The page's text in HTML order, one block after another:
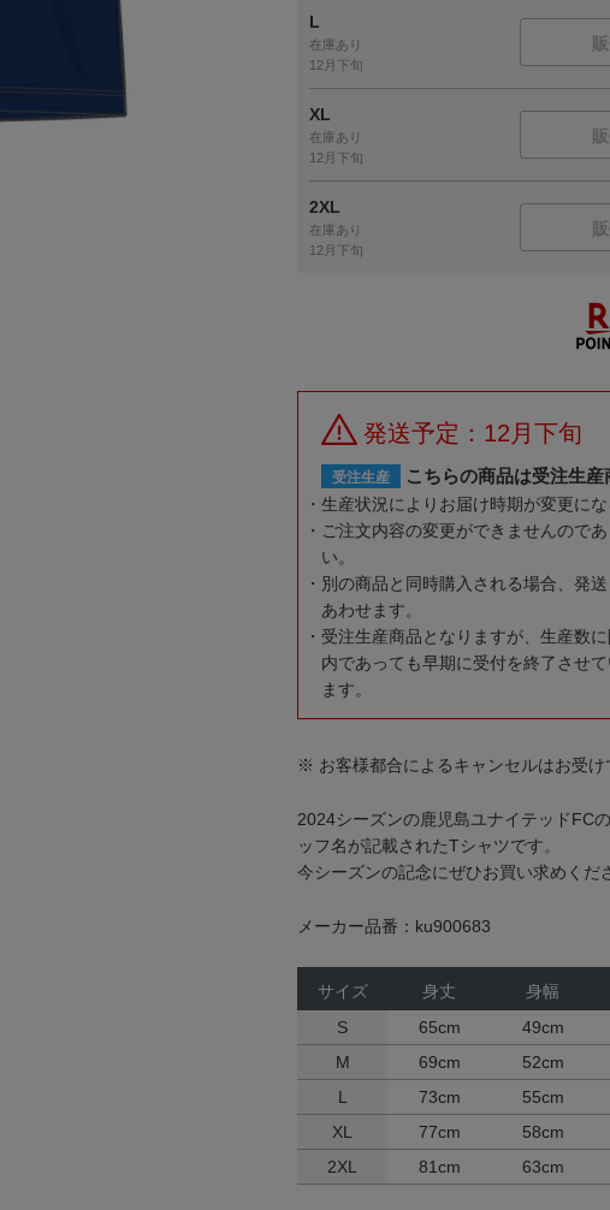
L
在庫あり
12月下旬
XL
在庫あり
12月下旬
2XL
在庫あり
12月下旬
発送予定：12月下旬
受注生産 こちらの商品は受注生産
生産状況によりお届け時期が変更にな
ご注文内容の変更ができませんので
い。
別の商品と同時購入される場合、発
あわせます。
受注生産商品となりますが、生産数
内であっても早期に受付を終了させ
ます。
※ お客様都合によるキャンセルはお受け
2024シーズンの鹿児島ユナイテッドFC
ッフ名が記載されたTシャツです。
今シーズンの記念にぜひお買い求めくだ
メーカー品番：ku900683
サイズ 身丈 身幅
S
65cm 49cm
M
69cm 52cm
L
73cm 55cm
XL
77cm 58cm
2XL
81cm 63cm